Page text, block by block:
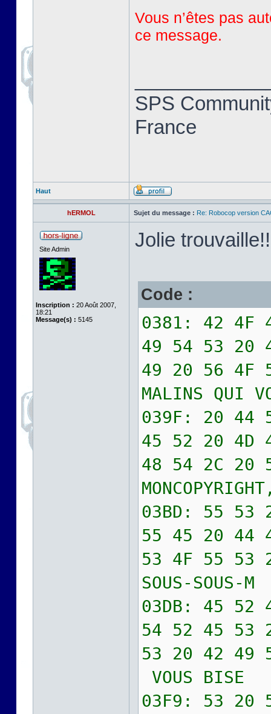
Vous n’êtes pas
ce message.
SPS
France
Haut
hERMOL Sujet du message : Re: Robocop version
Site Admin
Inscription : 20 Août 2007,
18:21
Message(s) : 5145
Jolie
Code :
0381: 42 4F
49 54 53 20
49 20 56 4F
MALINS QUI
039F: 20 44
45 52 20 4D
48 54 2C 20
03BD: 55 53
55 45 20 44
53 4F 55 53
SOUS-SOUS-M
03DB: 45 52
54 52 45 53
53 20 42 49
VOUS BISE
03F9: 53 20